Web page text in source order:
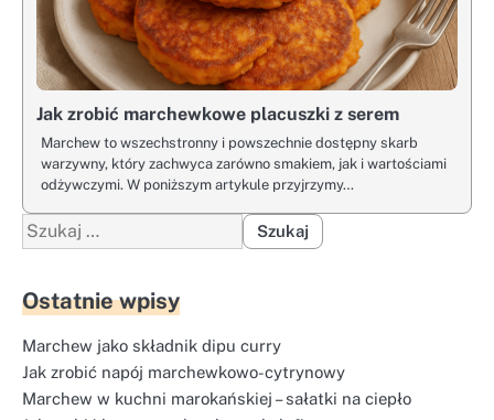
Jak zrobić marchewkowe placuszki z serem
Marchew to wszechstronny i powszechnie dostępny skarb
warzywny, który zachwyca zarówno smakiem, jak i wartościami
odżywczymi. W poniższym artykule przyjrzymy…
Szukaj:
Ostatnie wpisy
Marchew jako składnik dipu curry
Jak zrobić napój marchewkowo-cytrynowy
Marchew w kuchni marokańskiej – sałatki na ciepło